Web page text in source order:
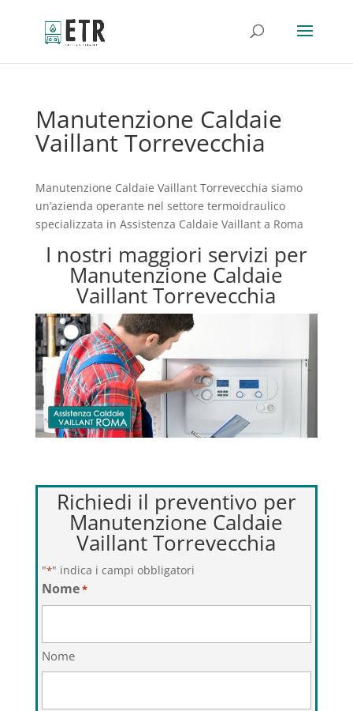
Manutenzione Caldaie
Vaillant Torrevecchia
Manutenzione Caldaie Vaillant Torrevecchia siamo
un’azienda operante nel settore termoidraulico
specializzata in Assistenza Caldaie Vaillant a Roma
I nostri maggiori servizi per
Manutenzione Caldaie
Vaillant Torrevecchia
Richiedi il preventivo per
Manutenzione Caldaie
Vaillant Torrevecchia
"*" indica i campi obbligatori
Nome*
Nome